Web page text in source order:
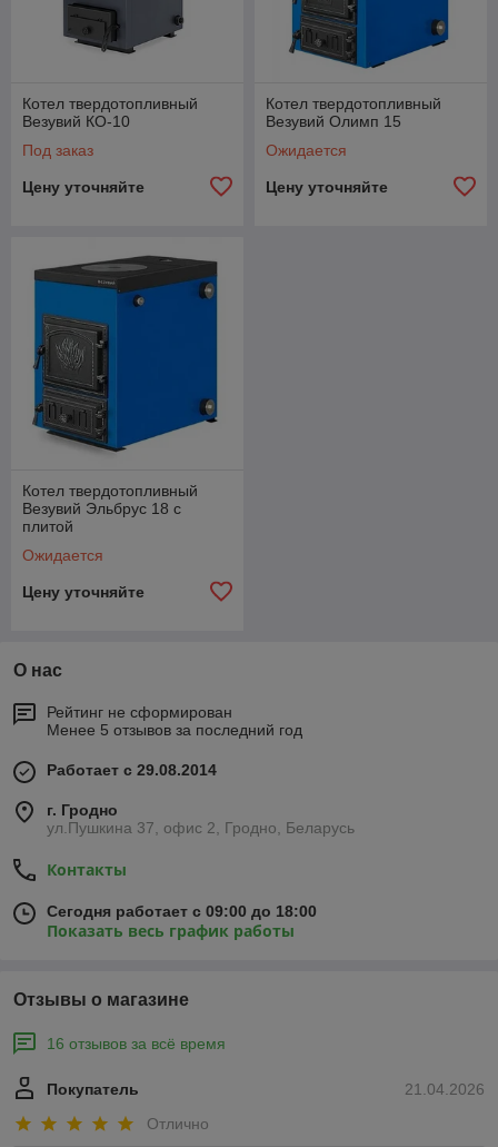
Котел твердотопливный
Везувий КО-10
Под заказ
Цену уточняйте
Котел твердотопливный
Везувий Олимп 15
Ожидается
Цену уточняйте
Котел твердотопливный
Везувий Эльбрус 18 с
плитой
Ожидается
Цену уточняйте
О нас
Рейтинг не сформирован
Менее 5 отзывов за последний год
Работает с 29.08.2014
г. Гродно
ул.Пушкина 37, офис 2, Гродно, Беларусь
Контакты
Сегодня работает с 09:00 до 18:00
Показать весь график работы
Отзывы о магазине
16 отзывов за всё время
21.04.2026
Покупатель
Отлично